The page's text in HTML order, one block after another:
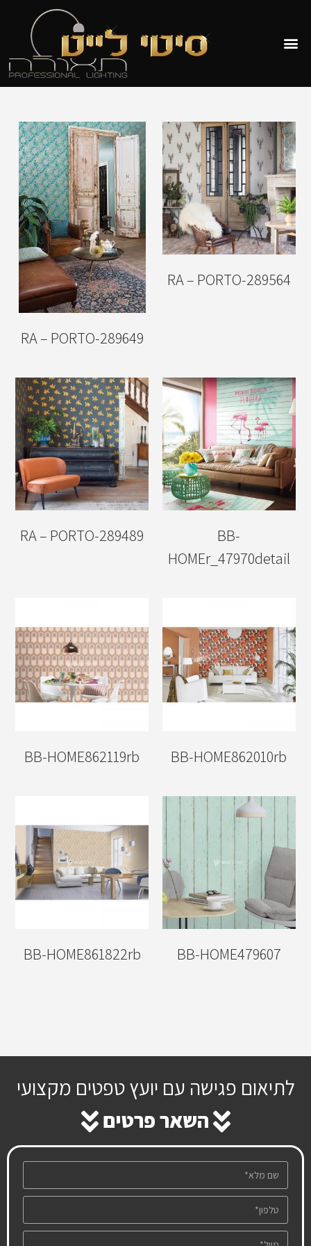
RA – PORTO-289649
RA – PORTO-289564
RA – PORTO-289489
BB-
HOMEr_47970detail
BB-HOME862119rb BB-HOME862010rb
BB-HOME861822rb BB-HOME479607
לתיאום פגישה עם יועץ טפטים מקצועי
השאר פרטים